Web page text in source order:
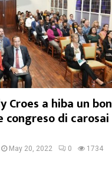
Croes a hiba un bon
congreso di carosai
May 20, 2022 0 1734